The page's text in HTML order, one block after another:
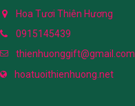
Hoa Tươi Thiên Hương
0915145439
thienhuonggift@gmail.com
hoatuoithienhuong.net